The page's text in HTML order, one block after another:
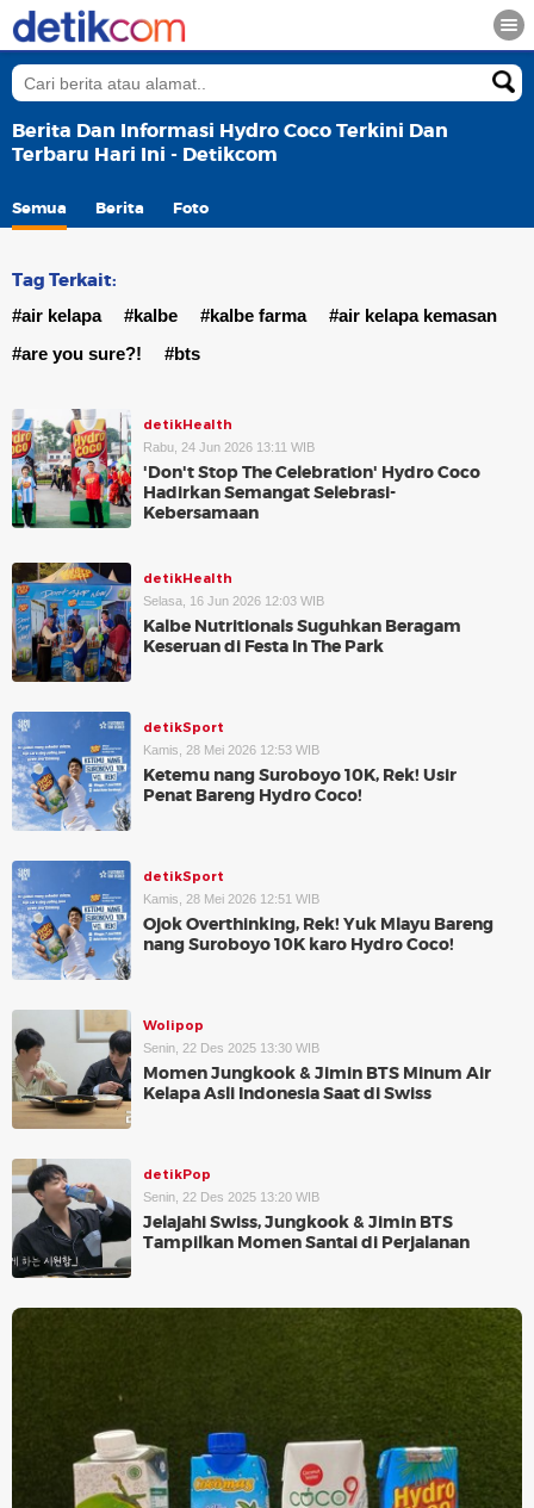
Berita Dan Informasi Hydro Coco Terkini Dan
Terbaru Hari Ini - Detikcom
Semua Berita Foto
Tag Terkait:
#air kelapa #kalbe #kalbe farma
#air kelapa kemasan
#are you sure?!
#bts
detikHealth
Rabu, 24 Jun 2026 13:11 WIB
'Don't Stop The Celebration' Hydro Coco
Hadirkan Semangat Selebrasi-
Kebersamaan
detikHealth
Selasa, 16 Jun 2026 12:03 WIB
Kalbe Nutritionals Suguhkan Beragam
Keseruan di Festa In The Park
detikSport
Kamis, 28 Mei 2026 12:53 WIB
Ketemu nang Suroboyo 10K, Rek! Usir
Penat Bareng Hydro Coco!
detikSport
Kamis, 28 Mei 2026 12:51 WIB
Ojok Overthinking, Rek! Yuk Mlayu Bareng
nang Suroboyo 10K karo Hydro Coco!
Wolipop
Senin, 22 Des 2025 13:30 WIB
Momen Jungkook & Jimin BTS Minum Air
Kelapa Asli Indonesia Saat di Swiss
detikPop
Senin, 22 Des 2025 13:20 WIB
Jelajahi Swiss, Jungkook & Jimin BTS
Tampilkan Momen Santai di Perjalanan